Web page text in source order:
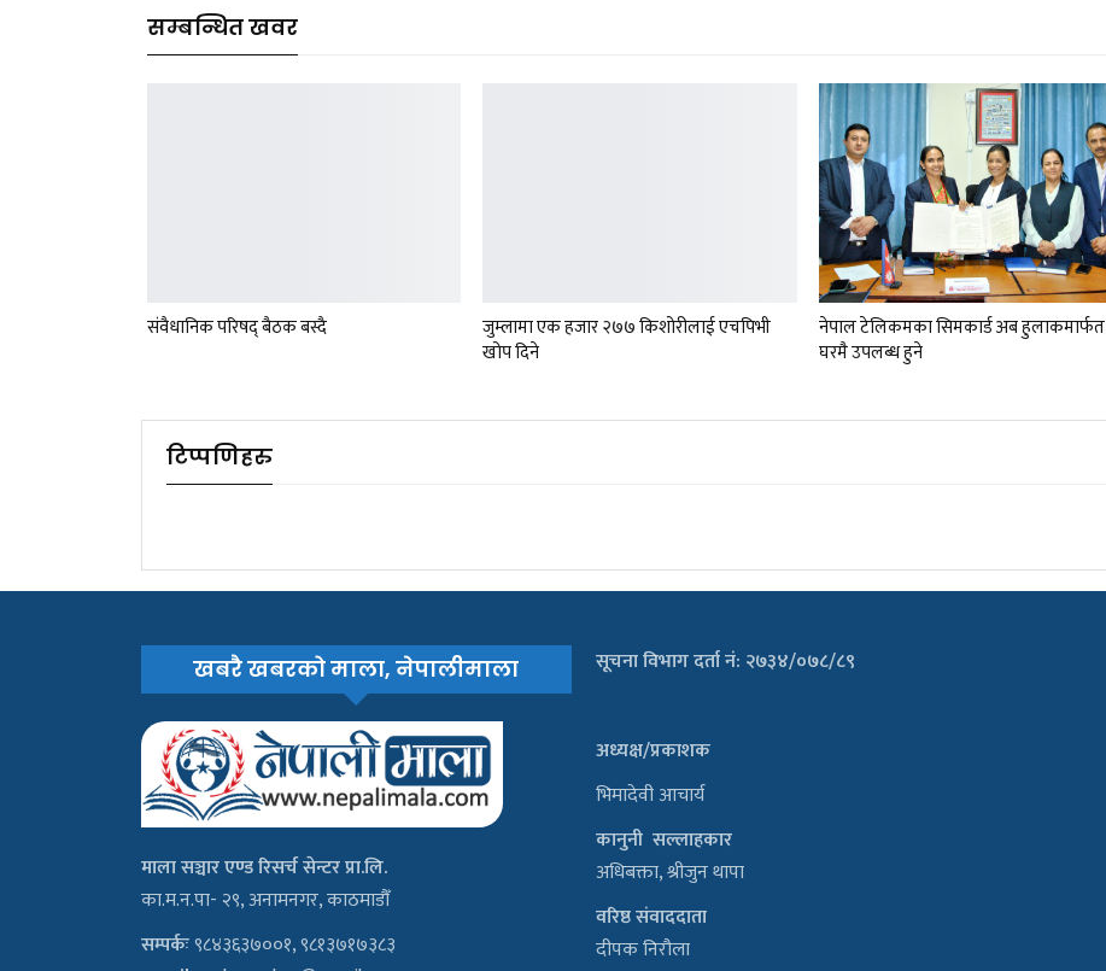
सम्बन्धित खवर
संवैधानिक परिषद् बैठक बस्दै
जुम्लामा एक हजार २७७ किशोरीलाई एचपिभी
खोप दिने
नेपाल टेलिकमका सिमकार्ड अब हुलाकमार्फत
घरमै उपलब्ध हुने
टिप्पणिहरु
खबरै खबरको माला, नेपालीमाला
माला सञ्चार एण्ड रिसर्च सेन्टर प्रा.लि.
का.म.न.पा- २९, अनामनगर, काठमाडौँ
सम्पर्कः९८४३६३७००१, ९८१३७१७३८३
सूचना विभाग दर्ता नं: २७३४/०७८/८९
अध्यक्ष/प्रकाशक
भिमादेवी आचार्य
कानुनी सल्लाहकार
अधिबक्ता, श्रीजुन थापा
वरिष्ठ संवाददाता
दीपक निरौला